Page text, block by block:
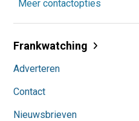
Meer contactopties
Frankwatching
Adverteren
Contact
Nieuwsbrieven